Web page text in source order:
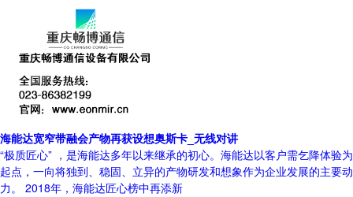
海能达宽窄带融会产物再获设想奥斯卡_无线对讲
“极质匠心” ，是海能达多年以来继承的初心。海能达以客户需乞降体验为
起点，一向将独到、稳固、立异的产物研发和想象作为企业发展的主要动
力。 2018年，海能达匠心榜中再添新